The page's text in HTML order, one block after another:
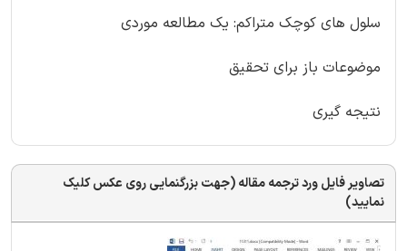
سلول های کوچک متراکم: يک مطالعه موردی
موضوعات باز برای تحقيق
نتيجه گيری
تصاویر فایل ورد ترجمه مقاله (جهت بزرگنمایی روی عکس کلیک
نمایید)